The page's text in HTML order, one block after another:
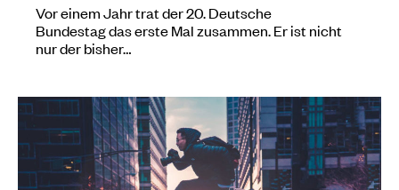
Vor einem Jahr trat der 20. Deutsche
Bundestag das erste Mal zusammen. Er ist nicht
nur der bisher…